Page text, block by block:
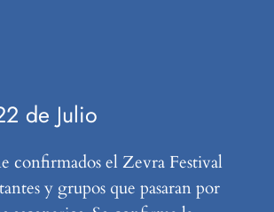
de Julio
confirmados el Zevra Festival
y grupos que pasaran por